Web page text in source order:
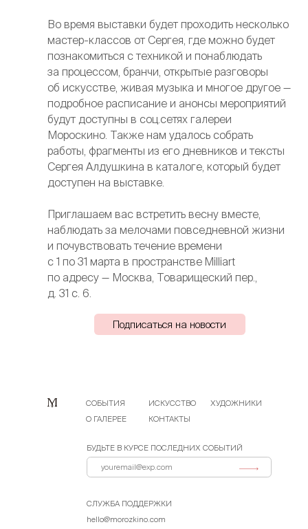
Во время выставки будет проходить несколько
мастер-классов от Сергея, где можно будет
познакомиться с техникой и понаблюдать
за процессом, бранчи, открытые разговоры
об искусстве, живая музыка и многое другое —
подробное расписание и анонсы мероприятий
будут доступны в соц.сетях галереи
Мороскино. Также нам удалось собрать
работы, фрагменты из его дневников и тексты
Сергея Алдушкина в каталоге, который будет
доступен на выставке.
Приглашаем вас встретить весну вместе,
наблюдать за мелочами повседневной жизни
и почувствовать течение времени
с 1 по 31 марта в пространстве Milliart
по адресу — Москва, Товарищеский пер.,
д. 31 с. 6.
Подписаться на новости
СОБЫТИЯ ИСКУССТВО
ХУДОЖНИКИ
О ГАЛЕРЕЕ
КОНТАКТЫ
БУДЬТЕ В КУРСЕ ПОСЛЕДНИХ СОБЫТИЙ
СЛУЖБА ПОДДЕРЖКИ
hello@morozkino.com